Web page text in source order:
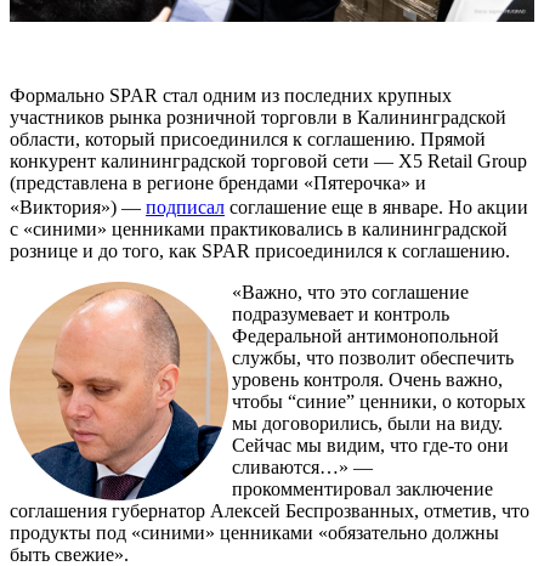
Формально SPAR стал одним из последних крупных
участников рынка розничной торговли в Калининградской
области, который присоединился к соглашению. Прямой
конкурент калининградской торговой сети — X5 Retail Group
(представлена в регионе брендами «Пятерочка» и
«Виктория») — подписал соглашение еще в январе. Но акции
с «синими» ценниками практиковались в калининградской
рознице и до того, как SPAR присоединился к соглашению.
«Важно, что это соглашение
подразумевает и контроль
Федеральной антимонопольной
службы, что позволит обеспечить
уровень контроля. Очень важно,
чтобы “синие” ценники, о которых
мы договорились, были на виду.
Сейчас мы видим, что где-то они
сливаются…» —
прокомментировал заключение
соглашения губернатор Алексей Беспрозванных, отметив, что
продукты под «синими» ценниками «обязательно должны
быть свежие».